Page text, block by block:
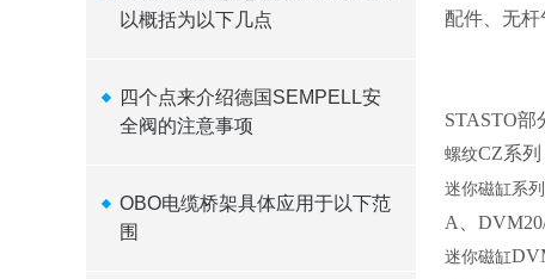
以概括为以下几点
四个点来介绍德国SEMPELL安
全阀的注意事项
OBO电缆桥架具体应用于以下范
围
配件、无
STASTO部
螺纹CZ系列
迷你磁缸系列
A、
迷你磁缸